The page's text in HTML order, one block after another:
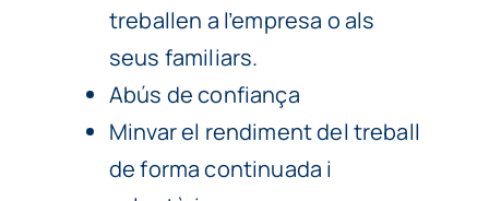
treballen a l’empresa o als
seus familiars.
Abús de confiança
Minvar el rendiment del treball
de forma continuada i